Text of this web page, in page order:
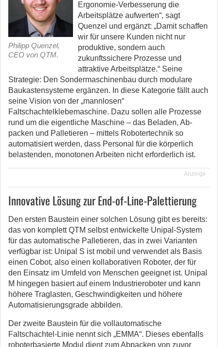
Philipp Quenzel,
CEO von QTM.
Ergonomie-Verbesserung die
Arbeitsplätze aufwerten“, sagt
Quenzel und ergänzt: „Damit schaffen
wir für unsere Kunden nicht nur
produktive, sondern auch
zukunftssichere Prozesse und
attraktive Arbeitsplätze.“ Seine
Strategie: Den Sondermaschinenbau durch modulare
Baukastensysteme ergänzen. In diese Kategorie fällt auch
seine Vision von der „mannlosen“
Faltschachtelklebemaschine. Dazu sollen alle Prozesse
rund um die eigentliche Maschine – das Beladen, Ab-
packen und Palletieren – mittels Robotertechnik so
automatisiert werden, dass Personal für die körperlich
belastenden, monotonen Arbeiten nicht erforderlich ist.
Anzeige
Innovative Lösung zur End-of-Line-Palettierung
Den ersten Baustein einer solchen Lösung gibt es bereits:
das von komplett QTM selbst entwickelte Unipal-System
für das automatische Palletieren, das in zwei Varianten
verfügbar ist: Unipal S ist mobil und verwendet als Basis
einen Cobot, also einen kollaborativen Roboter, der für
den Einsatz im Umfeld von Menschen geeignet ist. Unipal
M hingegen basiert auf einem Industrieroboter und kann
höhere Traglasten, Geschwindigkeiten und höhere
Automatisierungsgrade abbilden.
Der zweite Baustein für die vollautomatische
Faltschachtel-Linie nennt sich „EMMA“. Dieses ebenfalls
roboterbasierte Modul dient zum Abpacken von zuvor